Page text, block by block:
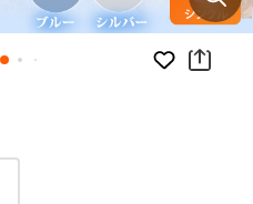
お気に入り